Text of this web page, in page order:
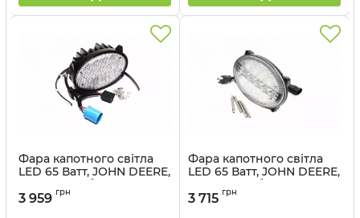
Фара капотного світла
LED 65 Ватт, JOHN DEERE,
трактори, обприскувачі
(58222-22) - Cametet
3 959 грн
Фара капотного світла
LED 65 Ватт, JOHN DEERE,
трактори, обприскувачі
(58221-11) - Cametet
3 715 грн